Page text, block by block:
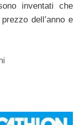
inventati che
dell’anno e